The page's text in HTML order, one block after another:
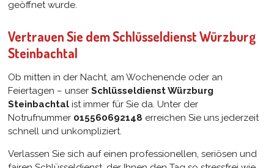
geöffnet wurde.
Vertrauen Sie dem Schlüsseldienst Würzburg
Steinbachtal
Ob mitten in der Nacht, am Wochenende oder an
Feiertagen – unser Schlüsseldienst Würzburg
Steinbachtal ist immer für Sie da. Unter der
Notrufnummer 015560692148 erreichen Sie uns jederzeit
schnell und unkompliziert.
Verlassen Sie sich auf einen professionellen, seriösen und